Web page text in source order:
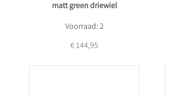
matt green driewiel
Voorraad: 2
€ 144,95